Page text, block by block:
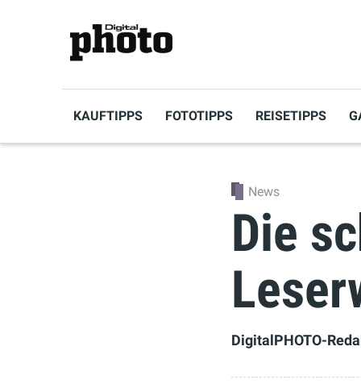
KAUFTIPPS FOTOTIPPS REISETIPPS
News
Die
DigitalPHOTO-